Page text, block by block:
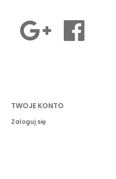
TWOJE KONTO
Zaloguj się